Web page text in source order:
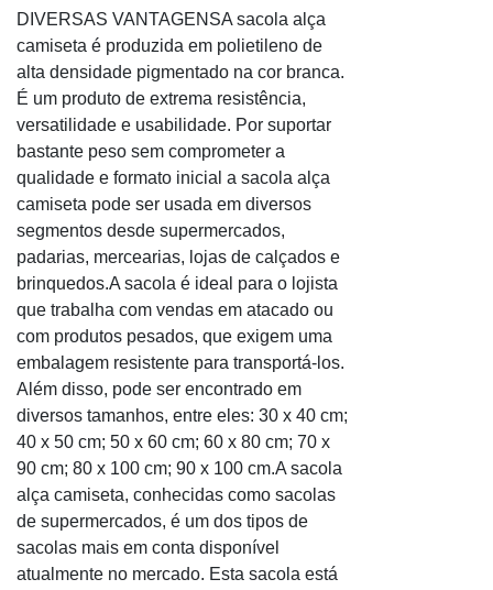
Envelope plástico 4 furos
Envelope plástico a4
Envelope plástico a4 4 furos
Envelope plástico adesivo
Envelope plástico bolha
Envelope plástico bolha correios
Envelope plástico com aba adesiva
Envelope plástico com lacre
Envelope plástico com lacre adesivo
Envelope plástico com zíper
Envelope plástico correio personalizado
Envelope plástico correios
Envelope plástico correios onde comprar
Envelope plástico de segurança
Envelope plástico de segurança com lacre
Envelope plástico de segurança para correio
Envelope plástico de seguranças correspondências
Envelope plástico grosso
Envelope plástico inviolável
DIVERSAS VANTAGENSA sacola alça
camiseta é produzida em polietileno de
alta densidade pigmentado na cor branca.
É um produto de extrema resistência,
versatilidade e usabilidade. Por suportar
bastante peso sem comprometer a
qualidade e formato inicial a sacola alça
camiseta pode ser usada em diversos
segmentos desde supermercados,
padarias, mercearias, lojas de calçados e
brinquedos.A sacola é ideal para o lojista
que trabalha com vendas em atacado ou
com produtos pesados, que exigem uma
embalagem resistente para transportá-los.
Além disso, pode ser encontrado em
diversos tamanhos, entre eles: 30 x 40 cm;
40 x 50 cm; 50 x 60 cm; 60 x 80 cm; 70 x
90 cm; 80 x 100 cm; 90 x 100 cm.A sacola
alça camiseta, conhecidas como sacolas
de supermercados, é um dos tipos de
sacolas mais em conta disponível
atualmente no mercado. Esta sacola está